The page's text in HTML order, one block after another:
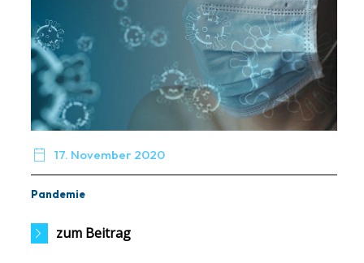
 17. November 2020
Pandemie
zum Beitrag